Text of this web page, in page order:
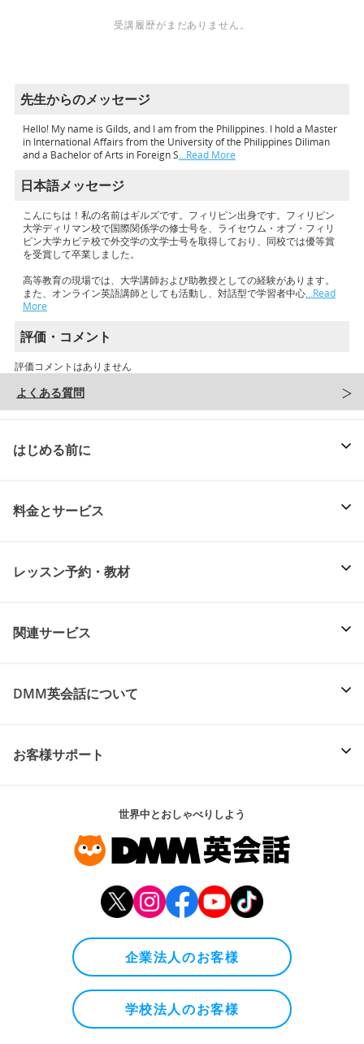
受講履歴がまだありません。
先生からのメッセージ
Hello! My name is Gilds, and I am from the Philippines. I hold a Master
in International Affairs from the University of the Philippines Diliman
and a Bachelor of Arts in Foreign S…Read More
日本語メッセージ
こんにちは！私の名前はギルズです。フィリピン出身です。フィリピン
大学ディリマン校で国際関係学の修士号を、ライセウム・オブ・フィリ
ピン大学カビテ校で外交学の文学士号を取得しており、同校では優等賞
を受賞して卒業しました。
高等教育の現場では、大学講師および助教授としての経験があります。
また、オンライン英語講師としても活動し、対話型で学習者中心…Read
More
評価・コメント
評価コメントはありません
よくある質問
はじめる前に
料金とサービス
レッスン予約・教材
関連サービス
DMM英会話について
お客様サポート
世界中とおしゃべりしよう
企業法人のお客様
学校法人のお客様